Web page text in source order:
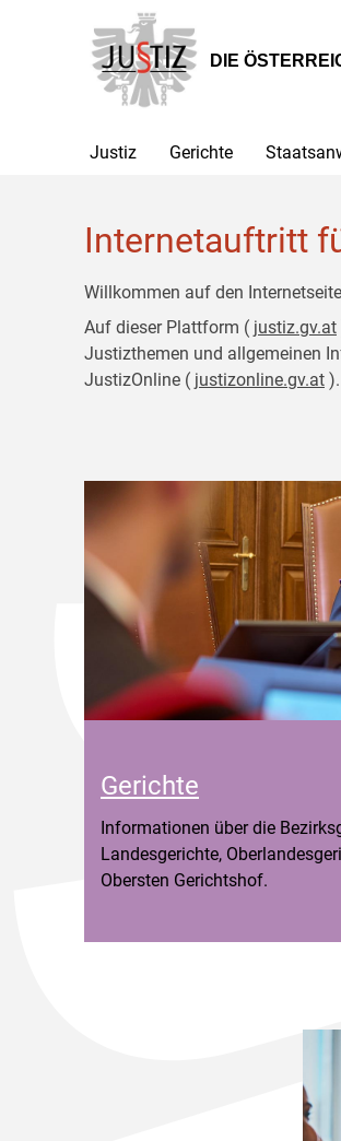
Hauptnavigation
[1]
Inhalt
[2]
DIE
Justiz Gerichte
Internetauftritt
Willkommen auf den
Auf dieser Plattform ( justiz.gv.at
Justizthemen und allgemeinen
JustizOnline ( justizonline.gv.at
Gerichte
Informationen über die
Landesgerichte,
Obersten Gerichtshof.